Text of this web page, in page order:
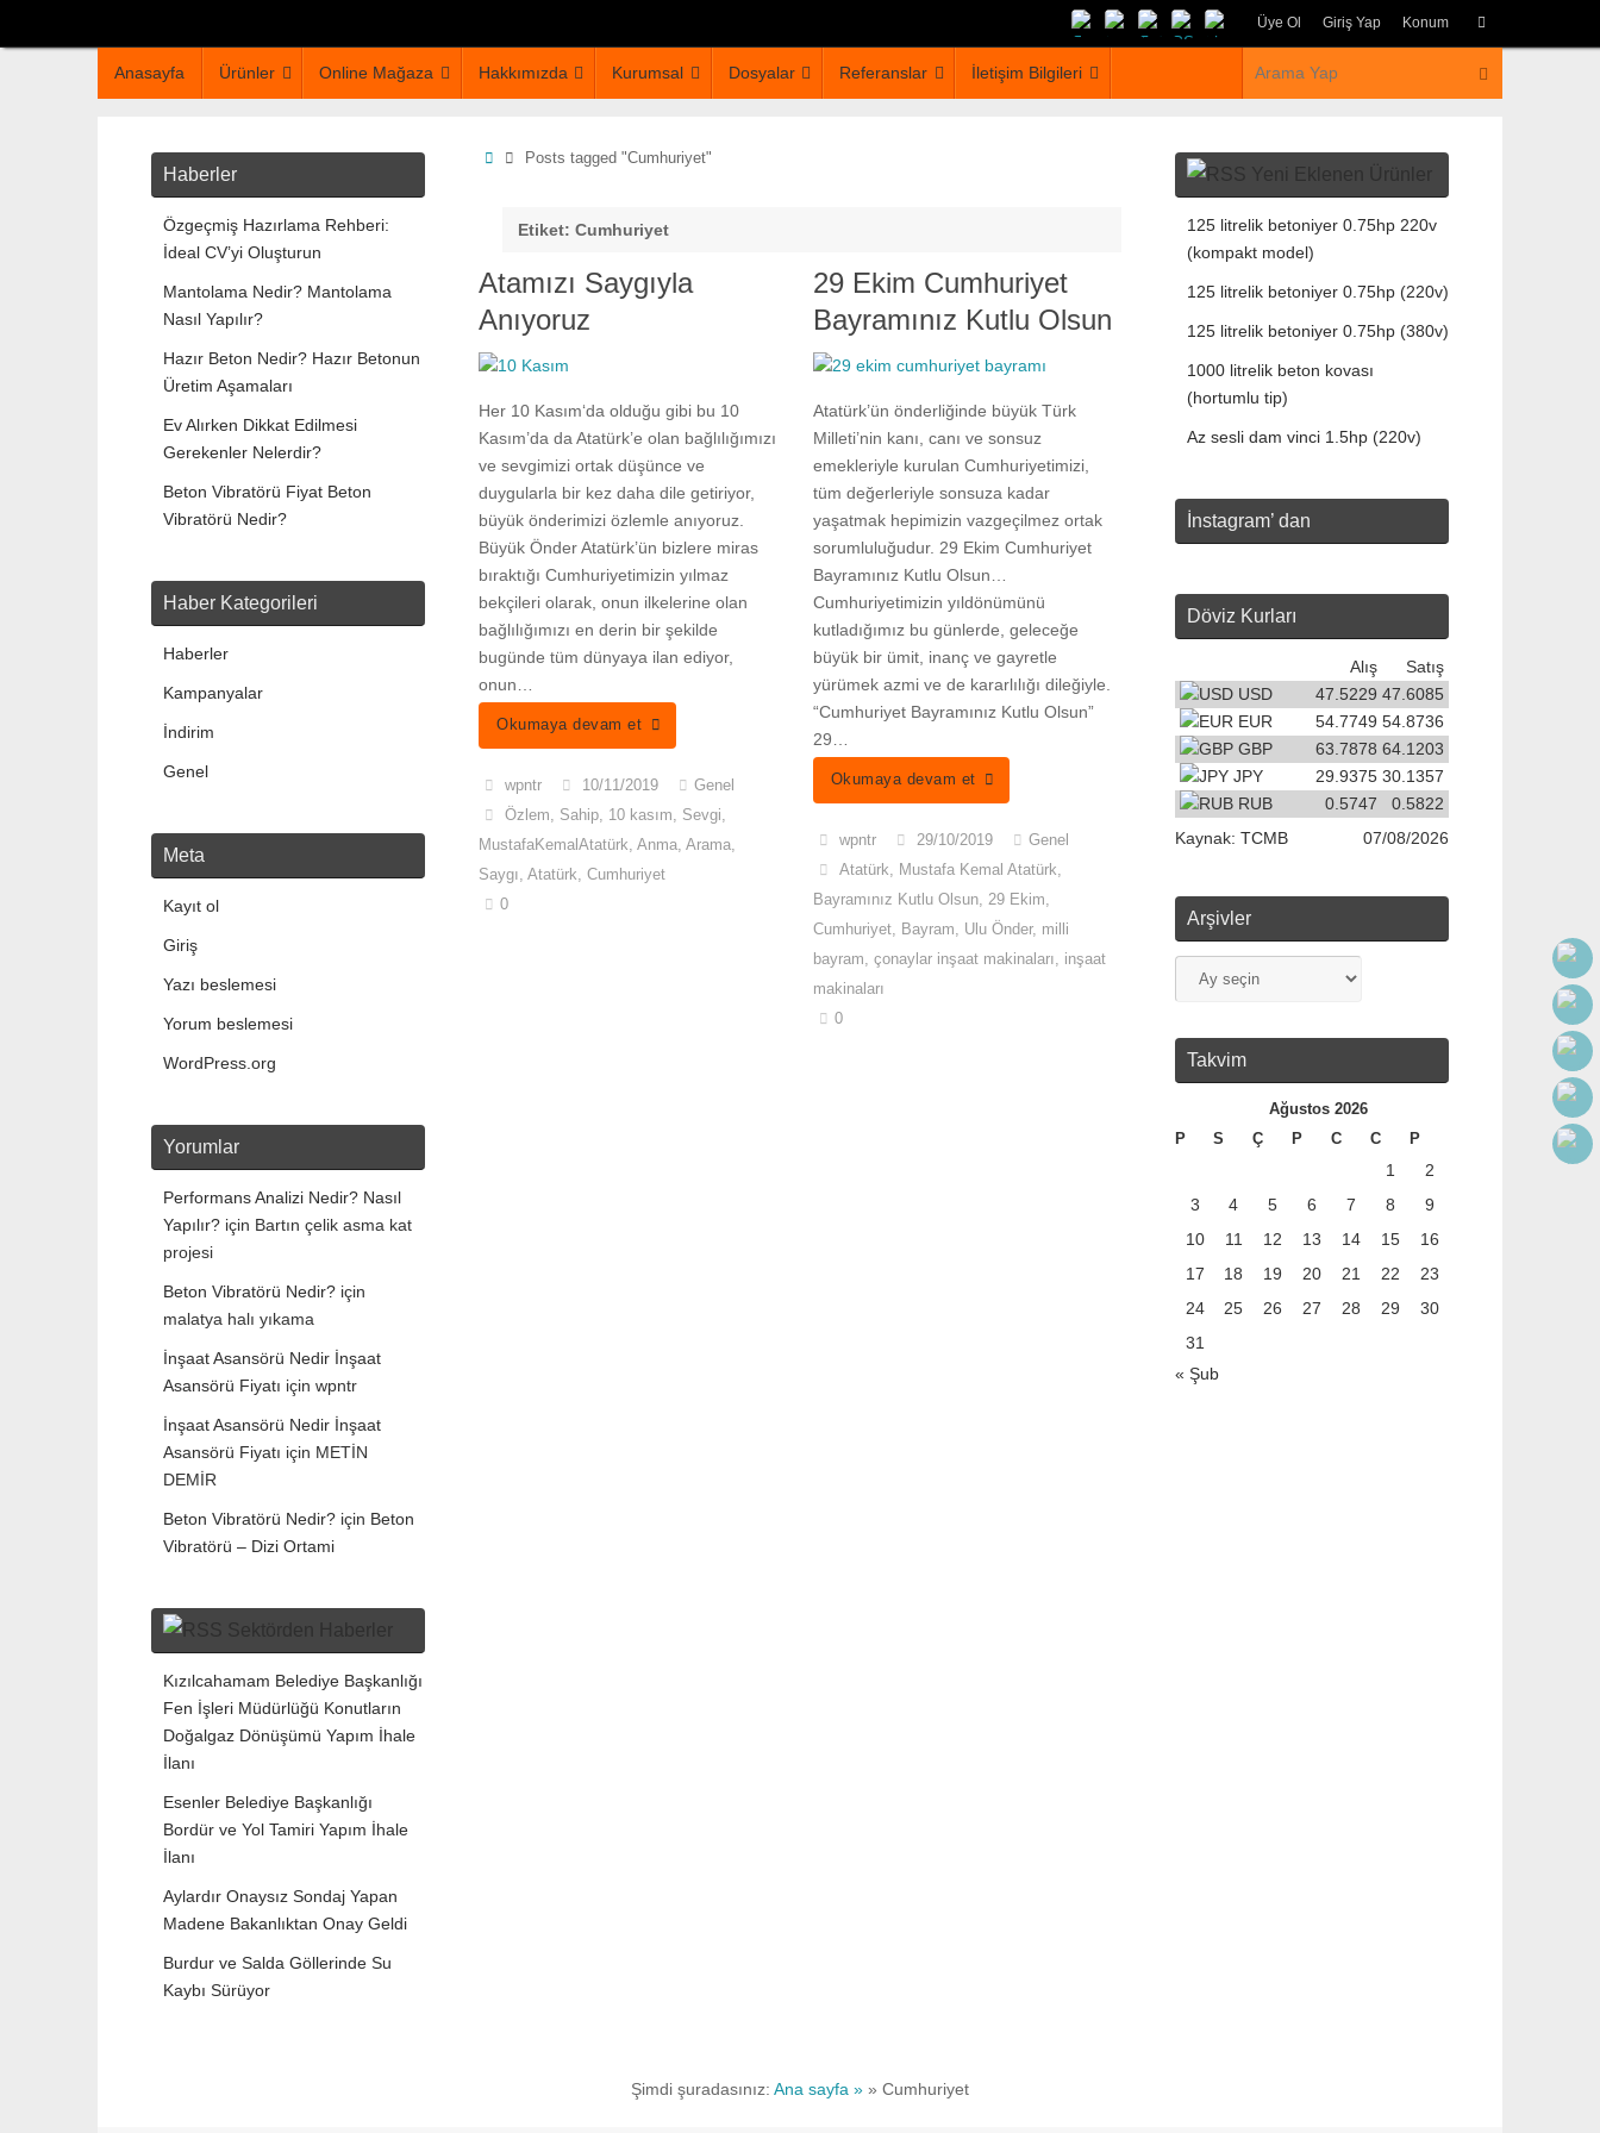
Üye Ol Giriş Yap Konum
Anasayfa Ürünler Online Mağaza Hakkımızda Kurumsal Dosyalar Referanslar İletişim Bilgileri
Posts tagged "Cumhuriyet"
Etiket: Cumhuriyet
Atamızı Saygıyla
Anıyoruz
Her 10 Kasım‘da olduğu gibi bu 10
Kasım’da da Atatürk’e olan bağlılığımızı
ve sevgimizi ortak düşünce ve
duygularla bir kez daha dile getiriyor,
büyük önderimizi özlemle anıyoruz.
Büyük Önder Atatürk’ün bizlere miras
bıraktığı Cumhuriyetimizin yılmaz
bekçileri olarak, onun ilkelerine olan
bağlılığımızı en derin bir şekilde
bugünde tüm dünyaya ilan ediyor,
onun…
Okumaya devam et
wpntr 10/11/2019
Genel
Özlem
Sahip 10 kasım Sevgi
MustafaKemalAtatürk Anma Arama
Saygı Atatürk
Cumhuriyet
0
29 Ekim Cumhuriyet
Bayramınız Kutlu Olsun
Atatürk’ün önderliğinde büyük Türk
Milleti’nin kanı, canı ve sonsuz
emekleriyle kurulan Cumhuriyetimizi,
tüm değerleriyle sonsuza kadar
yaşatmak hepimizin vazgeçilmez ortak
sorumluluğudur. 29 Ekim Cumhuriyet
Bayramınız Kutlu Olsun…
Cumhuriyetimizin yıldönümünü
kutladığımız bu günlerde, geleceğe
büyük bir ümit, inanç ve gayretle
yürümek azmi ve de kararlılığı dileğiyle.
“Cumhuriyet Bayramınız Kutlu Olsun”
29…
Okumaya devam et
wpntr 29/10/2019
Genel
Atatürk
Mustafa Kemal Atatürk
Bayramınız Kutlu Olsun, 29 Ekim
Cumhuriyet, Bayram Ulu Önder, milli
bayram
çonaylar inşaat makinaları
inşaat
makinaları
0
Haberler
Özgeçmiş Hazırlama Rehberi:
İdeal CV’yi Oluşturun
Mantolama Nedir? Mantolama
Nasıl Yapılır?
Hazır Beton Nedir? Hazır Betonun
Üretim Aşamaları
Ev Alırken Dikkat Edilmesi
Gerekenler Nelerdir?
Beton Vibratörü Fiyat Beton
Vibratörü Nedir?
Haber Kategorileri
Haberler
Kampanyalar
İndirim
Genel
Meta
Kayıt ol
Giriş
Yazı beslemesi
Yorum beslemesi
WordPress.org
Yorumlar
Performans Analizi Nedir? Nasıl
Yapılır? için Bartın çelik asma kat
projesi
Beton Vibratörü Nedir? için
malatya halı yıkama
İnşaat Asansörü Nedir İnşaat
Asansörü Fiyatı için wpntr
İnşaat Asansörü Nedir İnşaat
Asansörü Fiyatı için METİN
DEMİR
Beton Vibratörü Nedir? için Beton
Vibratörü – Dizi Ortami
Sektörden Haberler
Kızılcahamam Belediye Başkanlığı
Fen İşleri Müdürlüğü Konutların
Doğalgaz Dönüşümü Yapım İhale
İlanı
Esenler Belediye Başkanlığı
Bordür ve Yol Tamiri Yapım İhale
İlanı
Aylardır Onaysız Sondaj Yapan
Madene Bakanlıktan Onay Geldi
Burdur ve Salda Göllerinde Su
Kaybı Sürüyor
Yeni Eklenen Ürünler
125 litrelik betoniyer 0.75hp 220v
(kompakt model)
125 litrelik betoniyer 0.75hp (220v)
125 litrelik betoniyer 0.75hp (380v)
1000 litrelik beton kovası
(hortumlu tip)
Az sesli dam vinci 1.5hp (220v)
İnstagram’ dan
Döviz Kurları
Satış
Alış
USD
47.6085
47.5229
EUR
54.8736
54.7749
GBP
64.1203
63.7878
JPY
30.1357
29.9375
RUB
0.5822
0.5747
Kaynak: TCMB 07/08/2026
Arşivler
Takvim
Ağustos 2026
P
S Ç P C C P
1
2
3
4 5 6 7 8
9
10
11 12 13 14 15
16
17
18 19 20 21 22
23
24
25 26 27 28 29
30
31
« Şub
Şimdi şuradasınız: Ana sayfa » » Cumhuriyet